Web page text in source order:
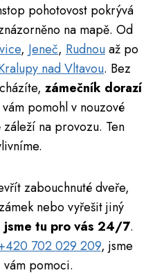
pohotovost pokrývá
na mapě. Od
, Jeneč, Rudnouaž po
nad Vltavou. Bez
zámečník dorazí
pomohl v nouzové
na provozu. Ten
zabouchnuté dveře,
nebo vyřešit jiný
jsme tu pro vás 24/7.
702 029 209, jsme
pomoci.